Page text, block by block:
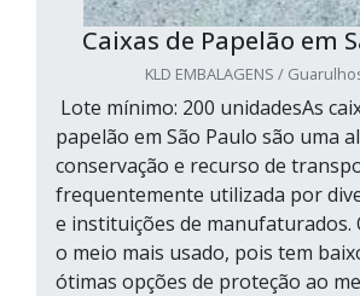
Caixas de Papelão em
KLD EMBALAGENS /
Lote mínimo: 200 unidadesAs
papelão em São Paulo são uma
conservação e recurso de
frequentemente utilizada por
e instituições de manufaturados.
o meio mais usado, pois tem
ótimas opções de proteção ao